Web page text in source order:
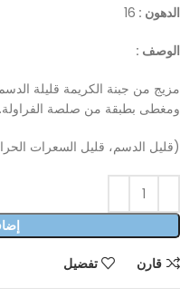
الدهون : 16
الوصف :
مزيج من جبنة الكريمة قليلة
ومغطى بطبقة من صلصة الفراولة.
(قليل الدسم، قليل السعرات
قارن تفضيل